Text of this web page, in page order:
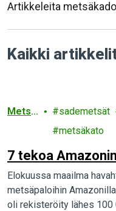
Artikkeleita
Kaikki
Metsä
sademetsät
metsäkato
7 tekoa
Elokuussa maailma
metsäpaloihin
oli rekisteröity lähes 100